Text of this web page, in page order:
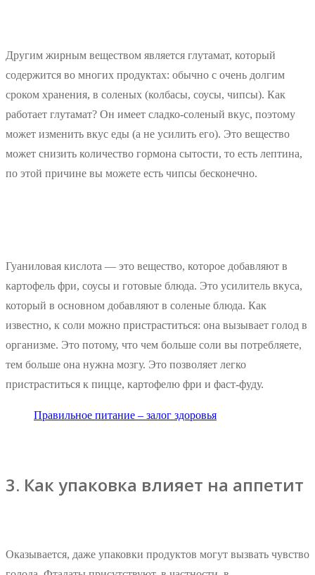
Другим жирным веществом является глутамат, который
содержится во многих продуктах: обычно с очень долгим
сроком хранения, в соленых (колбасы, соусы, чипсы). Как
работает глутамат? Он имеет сладко-соленый вкус, поэтому
может изменить вкус еды (а не усилить его). Это вещество
может снизить количество гормона сытости, то есть лептина,
по этой причине вы можете есть чипсы бесконечно.
Гуаниловая кислота — это вещество, которое добавляют в
картофель фри, соусы и готовые блюда. Это усилитель вкуса,
который в основном добавляют в соленые блюда. Как
известно, к соли можно пристраститься: она вызывает голод в
организме. Это потому, что чем больше соли вы потребляете,
тем больше она нужна мозгу. Это позволяет легко
пристраститься к пицце, картофелю фри и фаст-фуду.
Правильное питание – залог здоровья
3. Как упаковка влияет на аппетит
Оказывается, даже упаковки продуктов могут вызвать чувство